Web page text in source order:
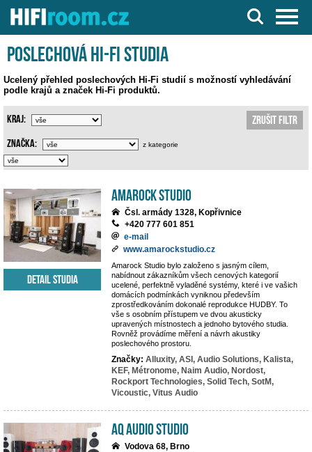
Server o Hi-Fi a AV technice
Poslechová Hi-Fi studia
Ucelený přehled poslechových Hi-Fi studií s možností vyhledávání
podle krajů a značek Hi-Fi produktů.
Zrušit filtr
Kraj:
Značka: z kategorie
Amarock Studio
Čsl. armády 1328, Kopřivnice
+420 777 601 851
e-mail
www.amarockstudio.cz
Amarock Studio bylo založeno s jasným cílem,
nabídnout zákazníkům všech cenových kategorií
ucelené, perfektně vyladěné systémy, které i ve vašich
domácích podmínkách vyniknou především
zprostředkováním dokonalé reprodukce HUDBY. To
vše s osobním přístupem ve dvou akusticky
upravených místnostech a jednoho bytového studia.
Rovněž provádíme měření a návrh akustiky
poslechového prostoru.
Značky: Alluxity, ASI, Audio Solutions, Kalista,
KEF, Métronome, Naim Audio, Nordost,
Rockport Technologies, Solid Tech, SotM,
Vicoustic, Vitus Audio
Detail studia
AQ audio studio
Vodova 68, Brno